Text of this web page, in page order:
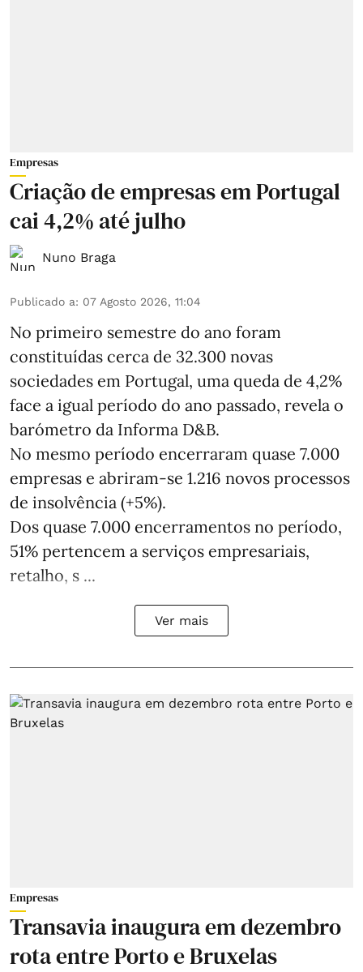
Empresas
Criação de empresas em Portugal
cai 4,2% até julho
Nuno Braga
Publicado a: 07 Agosto 2026, 11:04
No primeiro semestre do ano foram
constituídas cerca de 32.300 novas
sociedades em Portugal, uma queda de 4,2%
face a igual período do ano passado, revela o
barómetro da Informa D&B.
No mesmo período encerraram quase 7.000
empresas e abriram‑se 1.216 novos processos
de insolvência (+5%).
Dos quase 7.000 encerramentos no período,
51% pertencem a serviços empresariais,
retalho, s ...
Ver mais
Empresas
Transavia inaugura em dezembro
rota entre Porto e Bruxelas